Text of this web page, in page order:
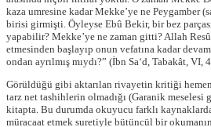
kaza umresine kadar Mekke’ye ne Peygamber
birisi girmişti. Öyleyse Ebû Bekir, bir bez
yapabilir? Mekke’ye ne zaman gitti? Allah
etmesinden başlayıp onun vefatına kadar
ondan ayrılmış mıydı?” (İbn Sa‘d, Tabakât, VI,
Görüldüğü gibi aktarılan rivayetin kritiği hemen
tarz net tashihlerin olmadığı (Garanik
kitapta. Bu durumda okuyucu farklı
müracaat etmek suretiyle bütüncül bir